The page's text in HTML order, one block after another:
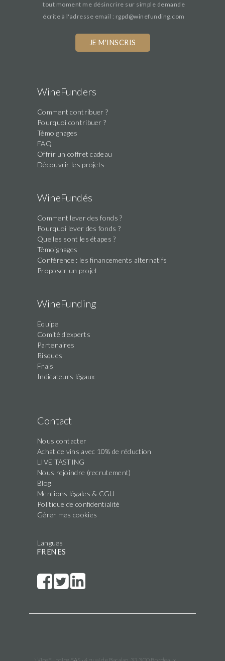
tout moment me désincrire sur simple demande
écrite à l'adresse email : rgpd@winefunding.com
WineFunders
Comment contribuer ?
Pourquoi contribuer ?
Témoignages
FAQ
Offrir un coffret cadeau
Découvrir les projets
WineFundés
Comment lever des fonds ?
Pourquoi lever des fonds ?
Quelles sont les étapes ?
Témoignages
Conférence : les financements alternatifs
Proposer un projet
WineFunding
Equipe
Comité d'experts
Partenaires
Risques
Frais
Indicateurs légaux
Contact
Nous contacter
Achat de vins avec 10% de réduction
LIVE TASTING
Nous rejoindre (recrutement)
Blog
Mentions légales & CGU
Politique de confidentialité
Gérer mes cookies
Langues
FR EN ES